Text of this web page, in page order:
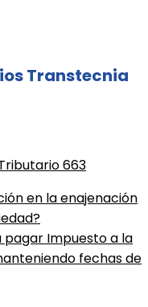
Transtecnia
663
en la enajenación
pagar Impuesto a la
fechas de